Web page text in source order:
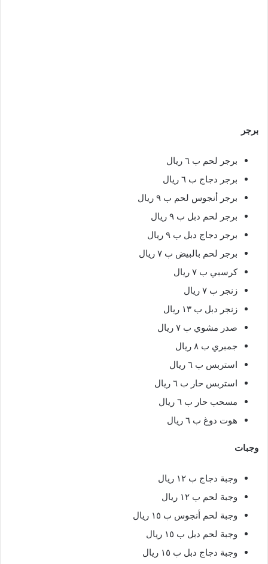
برجر
برجر لحم ب ٦ ريال
برجر دجاج ب ٦ ريال
برجر أنجوس لحم ب ٩ ريال
برجر لحم دبل ب ٩ ريال
برجر دجاج دبل ب ٩ ريال
برجر لحم بالبيض ب ٧ ريال
كرسبي ب ٧ ريال
زنجر ب ٧ ريال
زنجر دبل ب ١٣ ريال
صدر مشوي ب ٧ ريال
جمبري ب ٨ ريال
استربس ب ٦ ريال
استربس حار ب ٦ ريال
مسحب حار ب ٦ ريال
هوت دوغ ب ٦ ريال
وجبات
وجبة دجاج ب ١٢ ريال
وجبة لحم ب ١٢ ريال
وجبة لحم أنجوس ب ١٥ ريال
وجبة لحم دبل ب ١٥ ريال
وجبة دجاج دبل ب ١٥ ريال